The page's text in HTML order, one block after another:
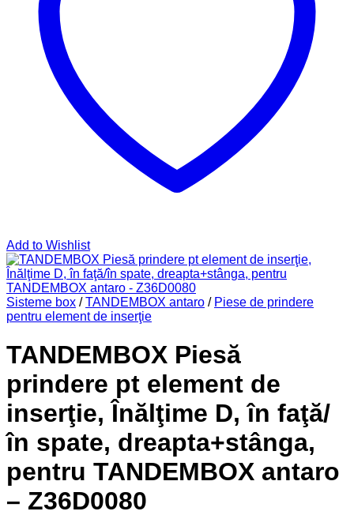
Add to Wishlist
Sisteme box / TANDEMBOX antaro / Piese de prindere
pentru element de inserţie
TANDEMBOX Piesă
prindere pt element de
inserţie, Înălţime D, în faţă/
în spate, dreapta+stânga,
pentru TANDEMBOX antaro
– Z36D0080